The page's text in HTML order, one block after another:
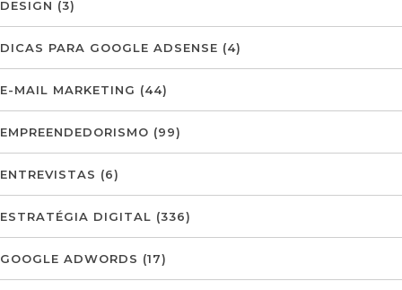
DESIGN (3)
DICAS PARA GOOGLE ADSENSE (4)
E-MAIL MARKETING (44)
EMPREENDEDORISMO (99)
ENTREVISTAS (6)
ESTRATÉGIA DIGITAL (336)
GOOGLE ADWORDS (17)